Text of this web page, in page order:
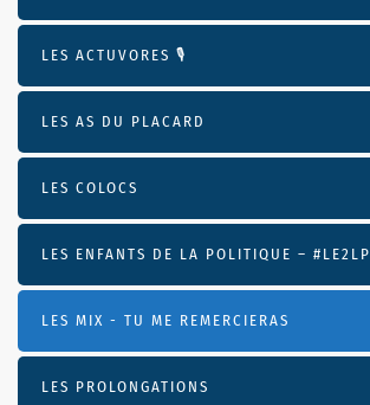
LES ACTUVORES 🎙
LES AS DU PLACARD
LES COLOCS
LES ENFANTS DE LA POLITIQUE – #LE2LP
LES MIX - TU ME REMERCIERAS
LES PROLONGATIONS